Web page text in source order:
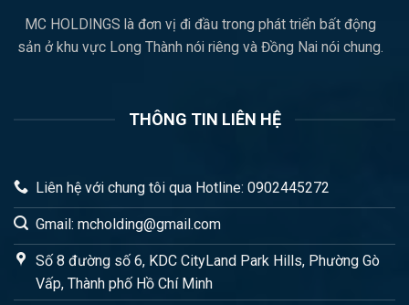
MC HOLDINGS là đơn vị đi đầu trong phát triển bất động
sản ở khu vực Long Thành nói riêng và Đồng Nai nói chung.
THÔNG TIN LIÊN HỆ
Liên hệ với chung tôi qua Hotline: 0902445272
Gmail: mcholding@gmail.com
Số 8 đường số 6, KDC CityLand Park Hills, Phường Gò
Vấp, Thành phố Hồ Chí Minh